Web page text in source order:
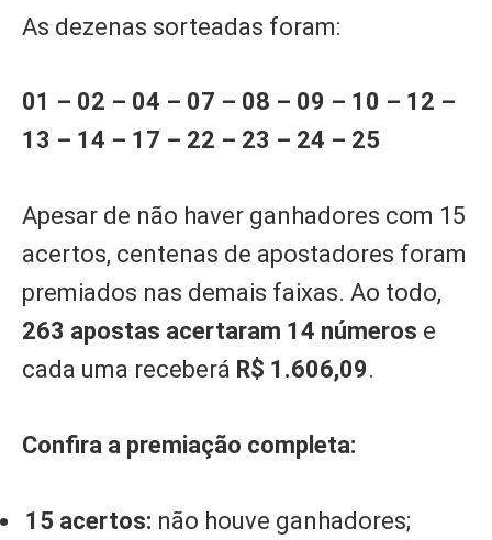
As dezenas sorteadas foram:
01 – 02 – 04 – 07 – 08 – 09 – 10 – 12 –
13 – 14 – 17 – 22 – 23 – 24 – 25
Apesar de não haver ganhadores com 15
acertos, centenas de apostadores foram
premiados nas demais faixas. Ao todo,
263 apostas acertaram 14 números e
cada uma receberá R$ 1.606,09.
Confira a premiação completa:
15 acertos: não houve ganhadores;